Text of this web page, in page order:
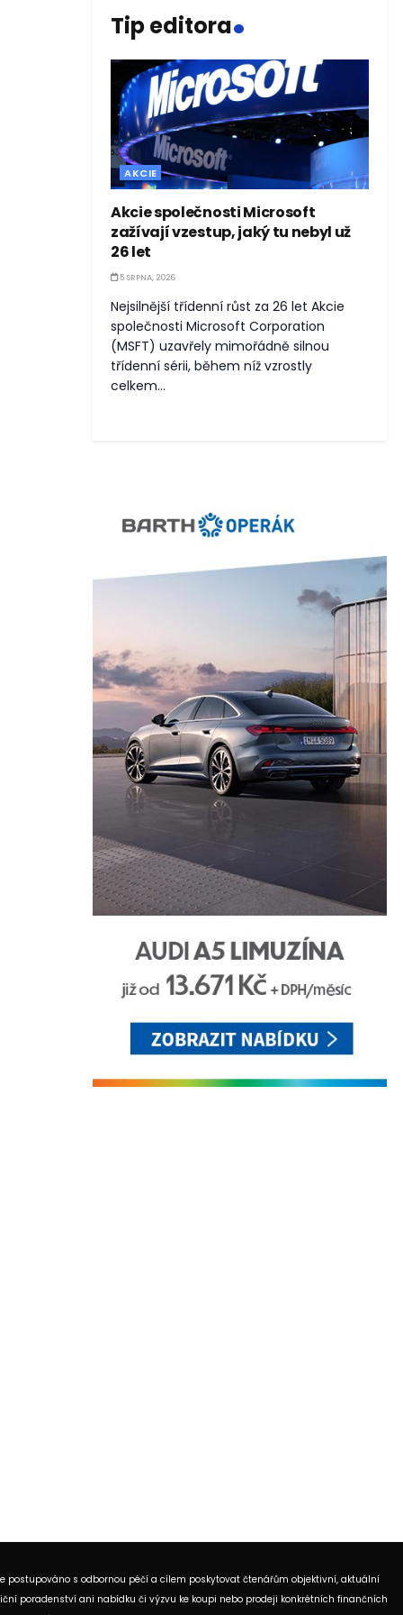
Tip editora.
AKCIE
Akcie společnosti Microsoft
zažívají vzestup, jaký tu nebyl už
26 let
5 SRPNA, 2026
Nejsilnější třídenní růst za 26 let Akcie
společnosti Microsoft Corporation
(MSFT) uzavřely mimořádně silnou
třídenní sérii, během níž vzrostly
celkem...
postupováno s odbornou péčí a cílem poskytovat čtenářům objektivní, aktuální
poradenství ani nabídku či výzvu ke koupi nebo prodeji konkrétních finančních